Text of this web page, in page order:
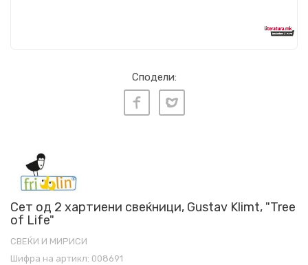
Сподели:
Сет од 2 хартиени свеќници, Gustav Klimt, "Tree
of Life"
СВЕЌИ И МИРИСИ
Шифра на артикл: 008691